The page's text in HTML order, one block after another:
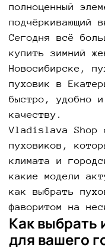
полноценный
подчёркивающий
Сегодня всё
купить зимний
Новосибирске,
пуховик в
быстро, удобно
качеству.
Vladislava Shop
пуховиков,
климата и
какие модели
как выбрать
фаворитом на
Как выбрать
для вашего